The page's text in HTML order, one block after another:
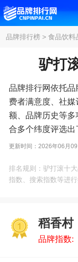
品牌排行榜> 食品饮料
驴打
品牌排行网依托品
费者满意度、社
额、品牌历史等
合多个纬度评选出
滚十大品牌排行榜
祥十八街、知味观
寺小吃、良品铺
滚什么牌子好，供
更新时间：2026年06月09
排名规则：驴打滚十
指数、搜索指数等进
稻香村
品牌指数: